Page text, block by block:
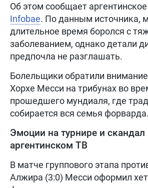
Об этом сообщает
Infobae. По данным источника,
длительное время боролся с
заболеванием, однако детали
предпочла не разглашать.
Болельщики обратили внимание
Хорхе Месси на трибунах во
прошедшего мундиаля, где
собирается вся семья форварда.
Эмоции на турнире и скандал
аргентинском ТВ
В матче группового этапа
Алжира (3:0) Месси оформил